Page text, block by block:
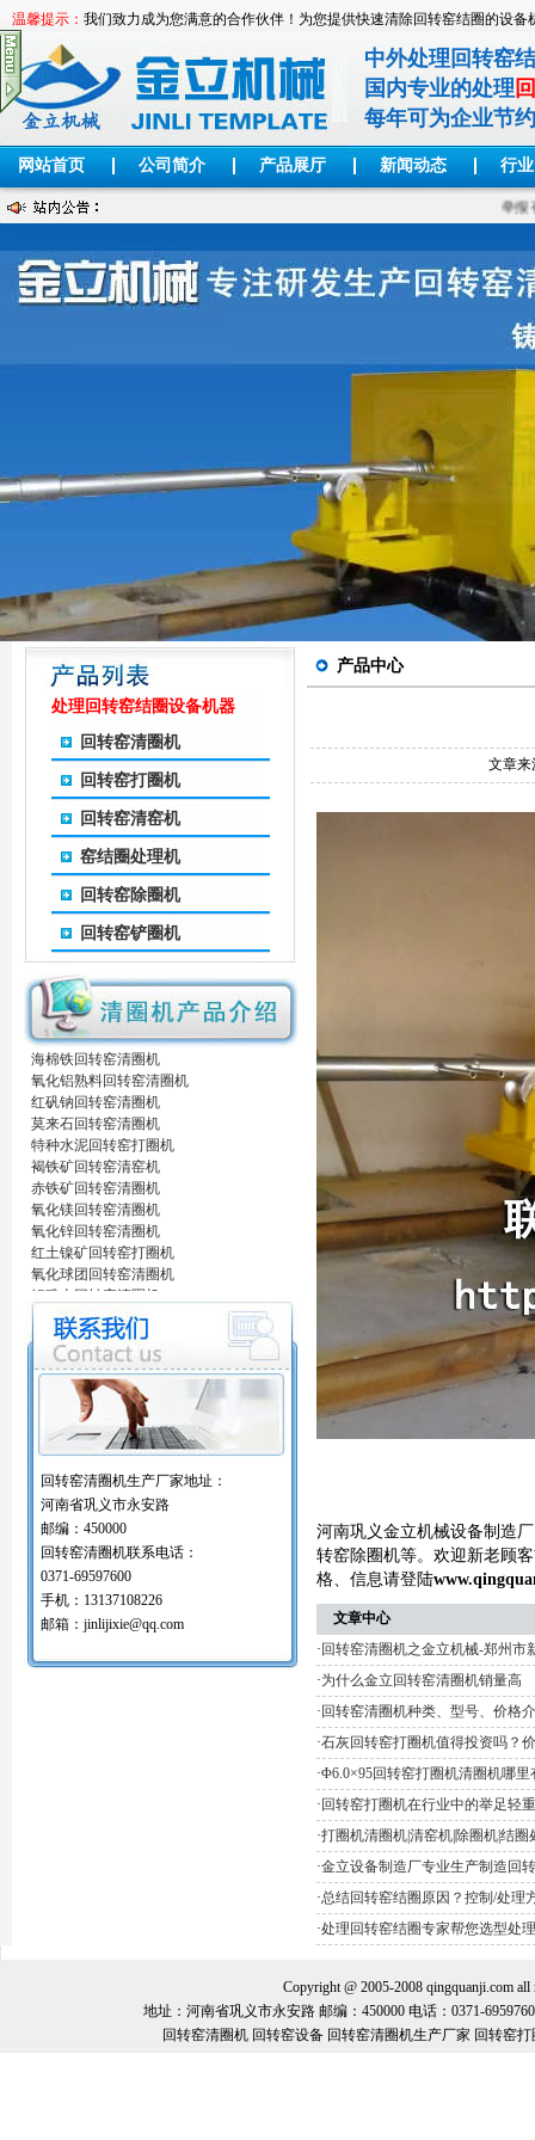
温馨提示： 我们致力成为您满意的合作伙伴！为您提供快速清除回转窑结圈的设备
中外处理回转窑
国内专业的处理
每年可为企业节约
网站首页 公司简介 产品展厅 新闻动态 行
举报
处理回转窑结圈设备机器
回转窑清圈机
回转窑打圈机
回转窑清窑机
窑结圈处理机
回转窑除圈机
回转窑铲圈机
海棉铁回转窑清圈机
氧化铝熟料回转窑清圈机
红矾钠回转窑清圈机
莫来石回转窑清圈机
特种水泥回转窑打圈机
褐铁矿回转窑清窑机
赤铁矿回转窑清圈机
氧化镁回转窑清圈机
氧化锌回转窑清圈机
红土镍矿回转窑打圈机
氧化球团回转窑清圈机
铝矾土回转窑清圈机
铝酸钙粉窑清圈机
活性石灰回转窑清圈机
窑内一至二十八米窑结圈处理机
回转窑结圈处理专用设备/清圈机/打圈机…
石油支撑剂陶粒砂回转窑清圈机
海棉铁回转窑清圈机
氧化铝熟料回转窑清圈机
莫来石回转窑清圈机
特种水泥回转窑打圈机
褐铁矿回转窑清窑机
赤铁矿回转窑清圈机
氧化镁回转窑清圈机
氧化锌回转窑清圈机
红土镍矿回转窑打圈机
铝矾土回转窑清圈机
回转窑清圈机生产厂家地址：
河南省巩义市永安路
邮编：450000
回转窑清圈机联系电话：
0371-69597600
手机：13137108226
邮箱：jinlijixie@qq.com
产品中心
文章来
河南巩义金立机械设备制造
转窑除圈机等。欢迎新老顾
格、信息请登陆
文章中心
· 回转窑清圈机之金立机械-郑州市
·为什么金立回转窑清圈机销量高
· 回转窑清圈机种类、型号、价格
·石灰回转窑打圈机值得投资吗？
·Φ6.0×95回转窑打圈机清圈机哪里
· 回转窑打圈机在行业中的举足轻
·打圈机清圈机|清窑机|除圈机|结
·金立设备制造厂专业生产制造回
·总结回转窑结圈原因？控制/处理
·处理回转窑结圈专家帮您选型处
Copyright @ 2005-2008 qingquanji.com
地址：河南省巩义市永安路 邮编：450000 电话：0371-
回转窑清圈机 回转窑设备 回转窑清圈机生产厂家 回转窑